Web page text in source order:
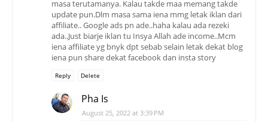
masa terutamanya. Kalau takde maa memang takde
update pun.Dlm masa sama iena mmg letak iklan dari
affiliate.. Google ads pn ade..haha kalau ada rezeki
ada..Just biarje iklan tu Insya Allah ade income..Mcm
iena affiliate yg bnyk dpt sebab selain letak dekat blog
iena pun share dekat facebook dan insta story
Reply Delete
Pha Is
August 25, 2022 at 3:39 PM